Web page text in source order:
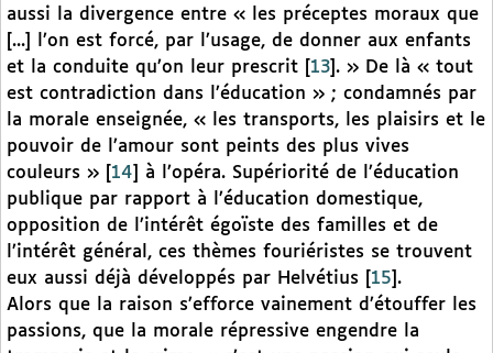
aussi la divergence entre « les préceptes moraux que
[...] l’on est forcé, par l’usage, de donner aux enfants
et la conduite qu’on leur prescrit
13 . » De là « tout
est contradiction dans l’éducation » ; condamnés par
la morale enseignée, « les transports, les plaisirs et le
pouvoir de l’amour sont peints des plus vives
couleurs »
14
à l’opéra. Supériorité de l’éducation
publique par rapport à l’éducation domestique,
opposition de l’intérêt égoïste des familles et de
l’intérêt général, ces thèmes fouriéristes se trouvent
eux aussi déjà développés par Helvétius
15 .
Alors que la raison s’efforce vainement d’étouffer les
passions, que la morale répressive engendre la